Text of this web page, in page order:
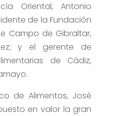
Oriental, Antonio
de la Fundación
Campo de Gibraltar,
y el gerente de
de Cádiz,
de Alimentos, José
en valor la gran